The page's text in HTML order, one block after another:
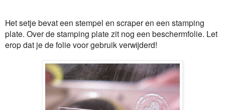
Het setje bevat een stempel en scraper en een stamping
plate. Over de stamping plate zit nog een beschermfolie. Let
erop dat je de folie voor gebruik verwijderd!